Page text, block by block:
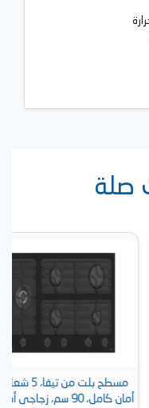
صلة
مسطح بلت من تيفا، 5 شعلات،
أمان كامل، 90 سم، زجاجى أسود –